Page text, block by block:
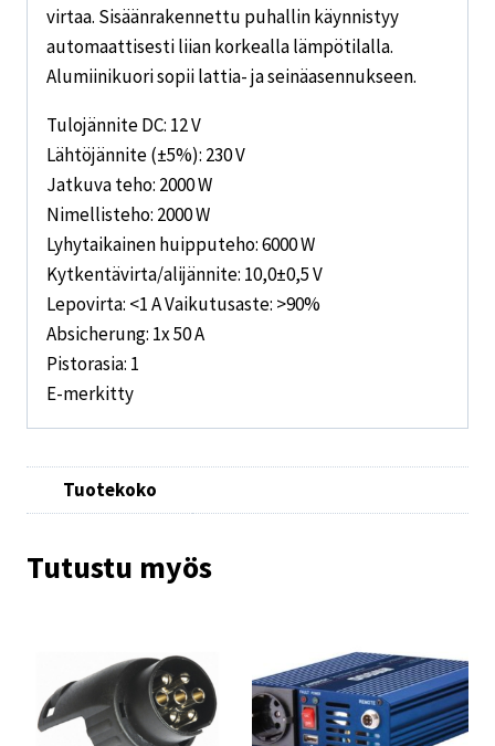
virtaa. Sisäänrakennettu puhallin käynnistyy
automaattisesti liian korkealla lämpötilalla.
Alumiinikuori sopii lattia- ja seinäasennukseen.
Tulojännite DC: 12 V
Lähtöjännite (±5%): 230 V
Jatkuva teho: 2000 W
Nimellisteho: 2000 W
Lyhytaikainen huipputeho: 6000 W
Kytkentävirta/alijännite: 10,0±0,5 V
Lepovirta: <1 A Vaikutusaste: >90%
Absicherung: 1x 50 A
Pistorasia: 1
E-merkitty
Tuotekoko
Tutustu myös